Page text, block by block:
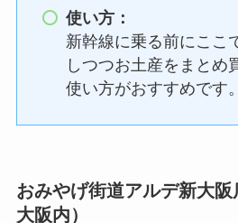
使い方：
新幹線に乗る前にここ
しつつお土産をまとめ
使い方がおすすめです。
おみやげ街道アルデ新大
大阪内）